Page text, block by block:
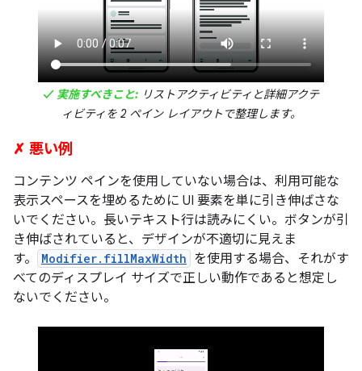
✓ 実施すべきこと: リストアクティビティと詳細アクテ
ィビティを 2 ペイン レイアウトで整理します。
✗ 悪い例
コンテンツ ペインを使用していない場合は、利用可能な
表示スペースを埋めるために UI 要素を単に引き伸ばさな
いでください。長いテキスト行は読みにくい。ボタンが引
き伸ばされていると、デザインが不適切に見えま
す。
Modifier.fillMaxWidth を使用する場合、それがす
べてのディスプレイ サイズで正しい動作であると想定し
ないでください。